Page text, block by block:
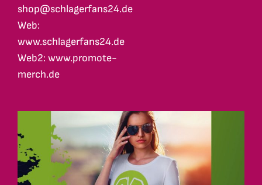
shop@schlagerfans24.de
Web:
www.schlagerfans24.de
Web2: www.promote-
merch.de